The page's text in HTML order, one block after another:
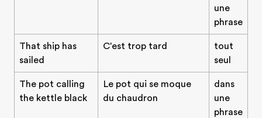
une
phrase
That ship has
sailed
C'est trop tard
tout
seul
The pot calling
the kettle black
Le pot qui se moque
du chaudron
dans
une
phrase